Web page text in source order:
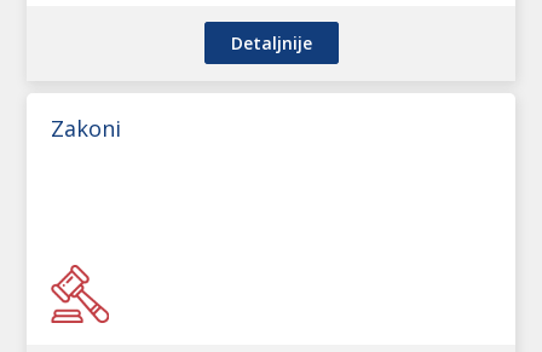
Detaljnije
Zakoni